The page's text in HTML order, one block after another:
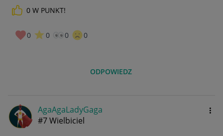
0 W PUNKT!
0 0 0 0
ODPOWIEDZ
AgaAgaLadyGaga
#7 Wielbiciel